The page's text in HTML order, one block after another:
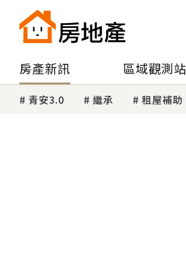
房產新訊 區域觀測站
青安3.0 繼承 租屋補助